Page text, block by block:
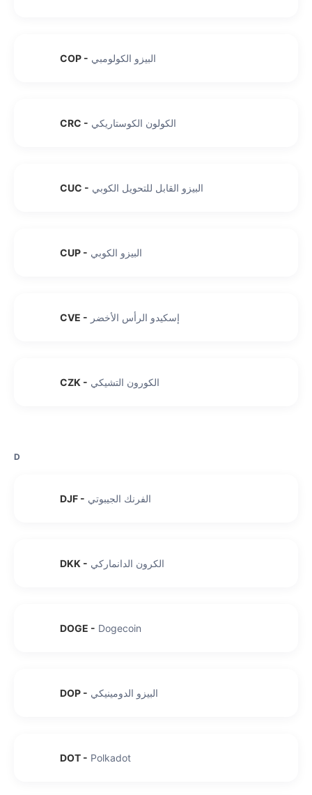
COP - البيزو الكولومبي
CRC - الكولون الكوستاريكي
CUC - البيزو القابل للتحويل الكوبي
CUP - البيزو الكوبي
CVE - إسكيدو الرأس الأخضر
CZK - الكورون التشيكي
D
DJF - الفرنك الجيبوتي
DKK - الكرون الدانماركي
DOGE - Dogecoin
DOP - البيزو الدومينيكي
DOT - Polkadot